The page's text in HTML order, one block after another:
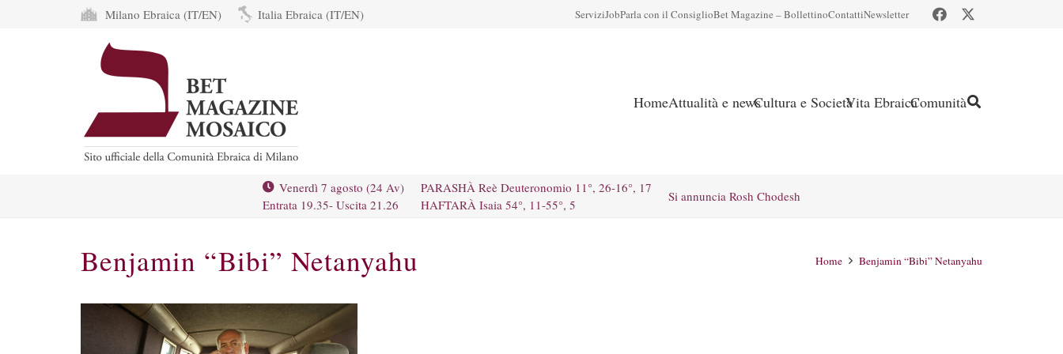
Milano Ebraica (IT/EN) Italia Ebraica (IT/EN) ServiziJobParla con il ConsiglioBet Magazine – BollettinoContattiNewsletter
HomeAttualità e newsCultura e SocietàVita EbraicaComunità
Venerdì 7 agosto (24 Av)
Entrata 19.35- Uscita 21.26
PARASHÀ Reè Deuteronomio 11°, 26-16°, 17
HAFTARÀ Isaia 54°, 11-55°, 5
Si annuncia Rosh Chodesh
Benjamin “Bibi” Netanyahu Home Benjamin “Bibi” Netanyahu